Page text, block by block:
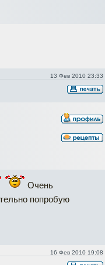
13 Фев 2010 23:33
Очень
попробую
16 Фев 2010 19:08